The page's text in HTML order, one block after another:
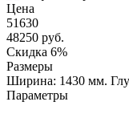
Цена
51630
48250 руб.
Скидка 6%
Размеры
Ширина: 1430 мм.
Параметры